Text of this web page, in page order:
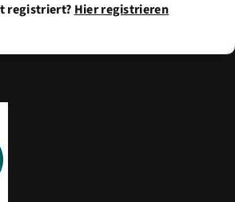
registriert? Hier registrieren